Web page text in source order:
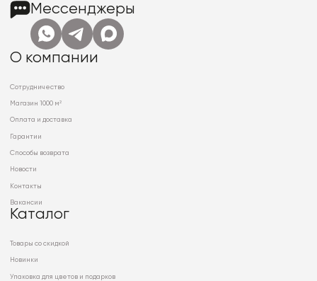
Мессенджеры
О компании
Сотрудничество
Магазин 1000 м²
Оплата и доставка
Гарантии
Способы возврата
Новости
Контакты
Вакансии
Каталог
Товары со скидкой
Новинки
Упаковка для цветов и подарков